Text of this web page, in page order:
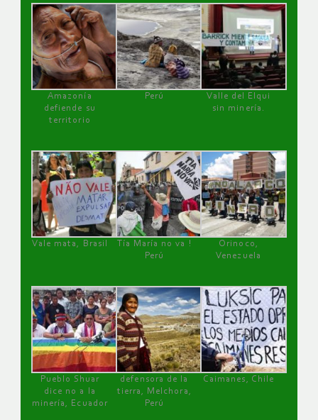
Amazonía
defiende su
territorio
Perú
Valle del Elqui
sin minería.
Vale mata, Brasil
Tía María no va !
Perú
Orinoco,
Venezuela
Pueblo Shuar
dice no a la
minería, Ecuador
defensora de la
tierra, Melchora,
Perú
Caimanes, Chile